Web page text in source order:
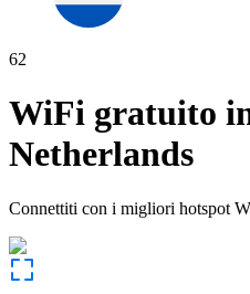
62
WiFi gratuito
Netherlands
Connettiti con i migliori hotspot